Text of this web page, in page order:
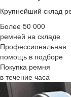
Крупнейший склад
Более 50 000
ремней на складе
Профессиональная
помощь в подборе
Покупка ремня
в течение часа